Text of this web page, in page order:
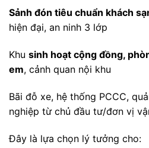
Sảnh đón tiêu chuẩn khách
hiện đại, an ninh 3 lớp
Khu sinh hoạt cộng đồng,
em, cảnh quan nội khu
Bãi đỗ xe, hệ thống PCCC,
nghiệp từ chủ đầu tư/đơn vị
Đây là lựa chọn lý tưởng cho: